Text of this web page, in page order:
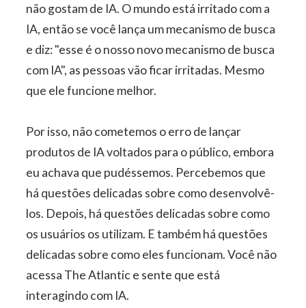
não gostam de IA. O mundo está irritado com a
IA, então se você lança um mecanismo de busca
e diz: "esse é o nosso novo mecanismo de busca
com IA", as pessoas vão ficar irritadas. Mesmo
que ele funcione melhor.
Por isso, não cometemos o erro de lançar
produtos de IA voltados para o público, embora
eu achava que pudéssemos. Percebemos que
há questões delicadas sobre como desenvolvê-
los. Depois, há questões delicadas sobre como
os usuários os utilizam. E também há questões
delicadas sobre como eles funcionam. Você não
acessa The Atlantic e sente que está
interagindo com IA.